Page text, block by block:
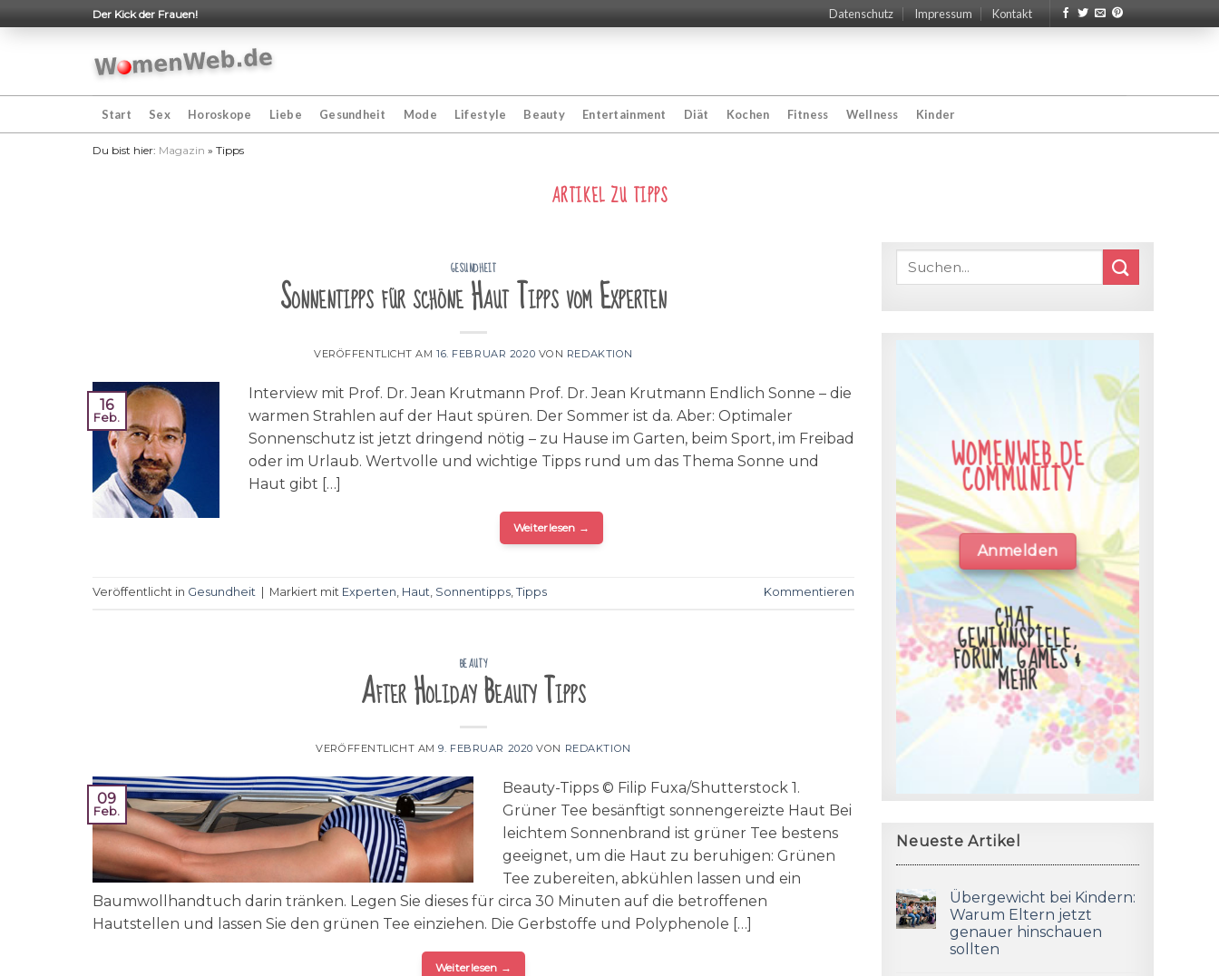
to
Der Kick der Frauen! Datenschutz Impressum Kontakt
Start Sex Horoskope Liebe Gesundheit Mode Lifestyle Beauty Entertainment Diät Kochen Fitness Wellness Kinder
Du bist hier: Magazin » Tipps
ARTIKEL ZU TIPPS
GESUNDHEIT
Sonnentipps für schöne Haut Tipps vom Experten
VERÖFFENTLICHT AM16. FEBRUAR 2020 VON REDAKTION
16
Feb.
Interview mit Prof. Dr. Jean Krutmann Prof. Dr. Jean Krutmann Endlich Sonne – die
warmen Strahlen auf der Haut spüren. Der Sommer ist da. Aber: Optimaler
Sonnenschutz ist jetzt dringend nötig – zu Hause im Garten, beim Sport, im Freibad
oder im Urlaub. Wertvolle und wichtige Tipps rund um das Thema Sonne und
Haut gibt […]
Weiterlesen →
Veröffentlicht in Gesundheit Markiert mit Experten, Haut, Sonnentipps, Tipps Kommentieren
BEAUTY
After Holiday Beauty Tipps
VERÖFFENTLICHT AM9. FEBRUAR 2020 VON REDAKTION
09
Feb.
Beauty-Tipps © Filip Fuxa/Shutterstock 1.
Grüner Tee besänftigt sonnengereizte Haut Bei
leichtem Sonnenbrand ist grüner Tee bestens
geeignet, um die Haut zu beruhigen: Grünen
Tee zubereiten, abkühlen lassen und ein
Baumwollhandtuch darin tränken. Legen Sie dieses für circa 30 Minuten auf die betroffenen
Hautstellen und lassen Sie den grünen Tee einziehen. Die Gerbstoffe und Polyphenole […]
Weiterlesen →
WOMENWEB.DE
COMMUNITY
Anmelden
CHAT,
GEWINNSPIELE,
FORUM, GAMES &
MEHR
Neueste Artikel
Übergewicht bei Kindern:
Warum Eltern jetzt
genauer hinschauen
sollten